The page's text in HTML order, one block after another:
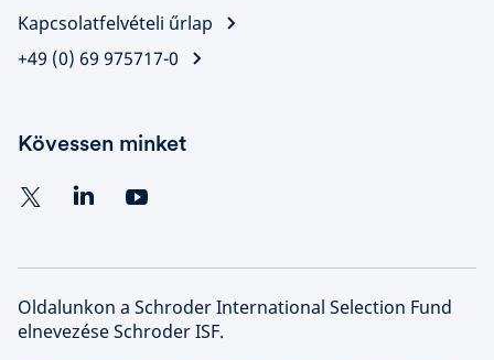
Kapcsolatfelvételi űrlap
+49 (0) 69 975717-0
Kövessen minket
Oldalunkon a Schroder International Selection Fund
elnevezése Schroder ISF.